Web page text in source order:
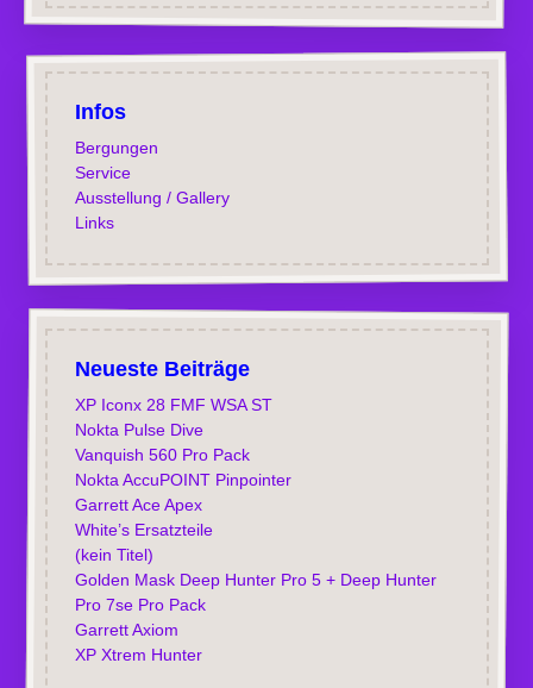
Infos
Bergungen
Service
Ausstellung / Gallery
Links
Neueste Beiträge
XP Iconx 28 FMF WSA ST
Nokta Pulse Dive
Vanquish 560 Pro Pack
Nokta AccuPOINT Pinpointer
Garrett Ace Apex
White’s Ersatzteile
(kein Titel)
Golden Mask Deep Hunter Pro 5 + Deep Hunter
Pro 7se Pro Pack
Garrett Axiom
XP Xtrem Hunter